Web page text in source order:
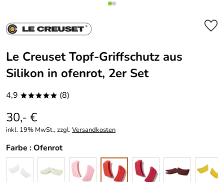
Le Creuset Topf-Griffschutz aus
Silikon in ofenrot, 2er Set
4,9 ***** (8)
30,- €
inkl. 19% MwSt., zzgl.Versandkosten
Farbe :Ofenrot